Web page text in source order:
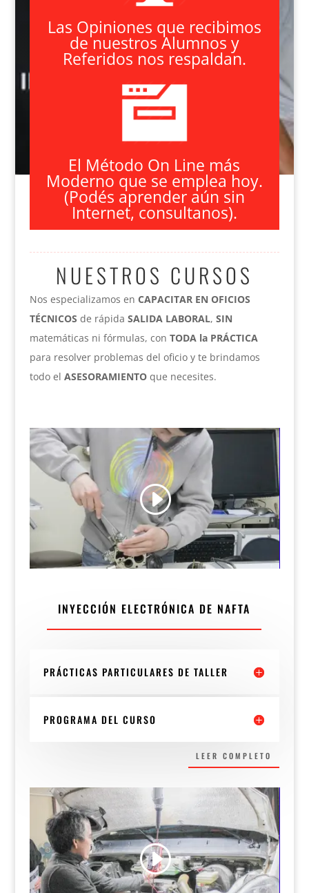
Las Opiniones que recibimos
de nuestros Alumnos y
Referidos nos respaldan.
El Método On Line más
Moderno que se emplea hoy.
(Podés aprender aún sin
Internet, consultanos).
NUESTROS CURSOS
Nos especializamos en CAPACITAR EN OFICIOS
TÉCNICOS de rápida SALIDA LABORAL, SIN
matemáticas ni fórmulas, con TODA la PRÁCTICA
para resolver problemas del oficio y te brindamos
todo el ASESORAMIENTOque necesites.
INYECCIÓN ELECTRÓNICA DE NAFTA
PRÁCTICAS PARTICULARES DE TALLER
PROGRAMA DEL CURSO
LEER COMPLETO